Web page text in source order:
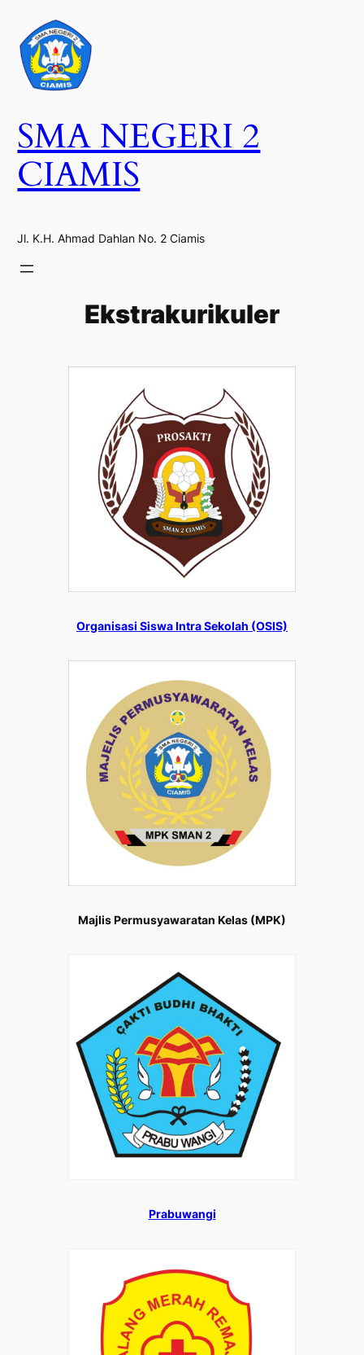
SMA NEGERI 2
CIAMIS
Jl. K.H. Ahmad Dahlan No. 2 Ciamis
Ekstrakurikuler
Organisasi Siswa Intra Sekolah (OSIS)
Majlis Permusyawaratan Kelas (MPK)
Prabuwangi